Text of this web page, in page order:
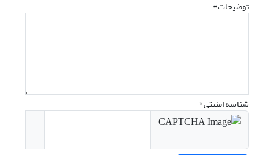
توضیحات *
شناسه امنیتی *